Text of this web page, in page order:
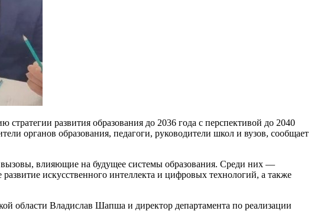
развития образования до 2036 года с перспективой до 2040
органов образования, педагоги, руководители школ и вузов, сообщает
вызовы, влияющие на будущее системы образования. Среди них —
искусственного интеллекта и цифровых технологий, а также
области Владислав Шапша и директор департамента по реализации